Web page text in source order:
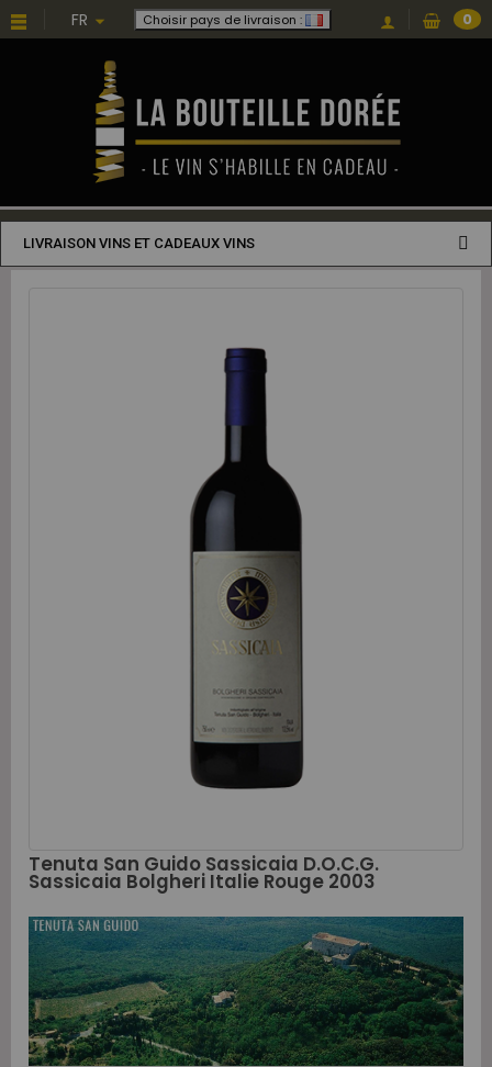
FR Choisir pays de livraison : 0
LIVRAISON VINS ET CADEAUX VINS
Tenuta San Guido Sassicaia D.O.C.G.
Sassicaia Bolgheri Italie Rouge 2003